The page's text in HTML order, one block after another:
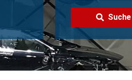
Suche